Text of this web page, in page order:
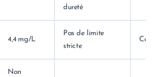
dureté
4,4 mg/L
Pas de limite
stricte
Non